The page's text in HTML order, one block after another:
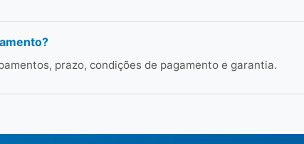
prazo, condições de pagamento e garantia.